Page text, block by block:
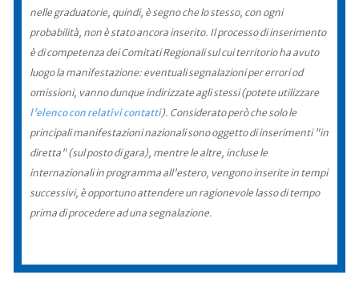
nelle graduatorie, quindi, è segno che lo stesso, con ogni
probabilità, non è stato ancora inserito. Il processo di inserimento
è di competenza dei Comitati Regionali sul cui territorio ha avuto
luogo la manifestazione: eventuali segnalazioni per errori od
omissioni, vanno dunque indirizzate agli stessi (potete utilizzare
l'elenco con relativi contatti). Considerato però che solo le
principali manifestazioni nazionali sono oggetto di inserimenti "in
diretta" (sul posto di gara), mentre le altre, incluse le
internazionali in programma all'estero, vengono inserite in tempi
successivi, è opportuno attendere un ragionevole lasso di tempo
prima di procedere ad una segnalazione.